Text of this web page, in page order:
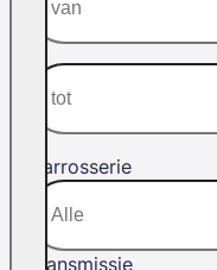
Carrosserie
Transmissie